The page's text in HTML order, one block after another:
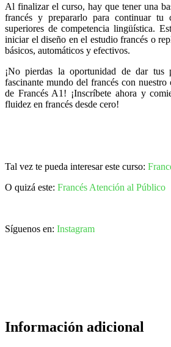
Al finalizar el curso, hay que tener una
francés y prepararlo para continuar tu
superiores de competencia lingüística.
iniciar el diseño en el estudio francés o
básicos, automáticos y efectivos.
¡No pierdas la oportunidad de dar tus
fascinante mundo del francés con
de Francés A1! ¡Inscríbete ahora y
fluidez en francés desde cero!
Tal vez te pueda interesar este curso:
O quizá este: Francés Atención al Público
Síguenos en: Instagram
Información adicional